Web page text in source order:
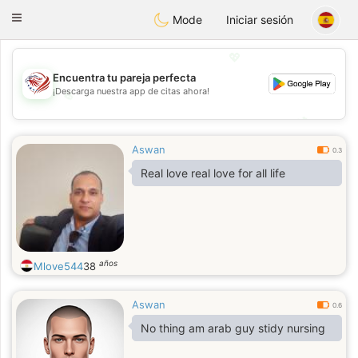
StatesDating
Toggle
Mode Iniciar sesión
💖
💕
Encuentra tu pareja perfecta
¡Descarga nuestra app de citas ahora!
Aswan 0.3
Real love real love for all life
Mlove54438 años
Aswan 0.6
No thing am arab guy stidy nursing